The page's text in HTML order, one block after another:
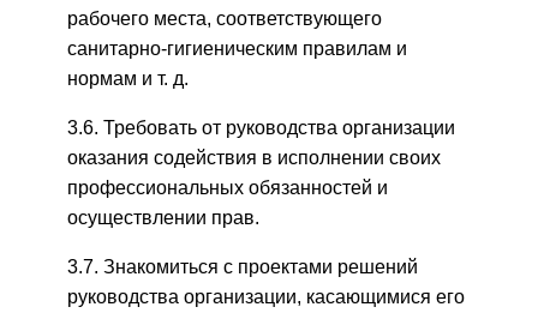
рабочего места, соответствующего
санитарно-гигиеническим правилам и
нормам и т. д.
3.6. Требовать от руководства организации
оказания содействия в исполнении своих
профессиональных обязанностей и
осуществлении прав.
3.7. Знакомиться с проектами решений
руководства организации, касающимися его